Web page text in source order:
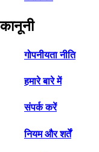
कानूनी
गोपनीयता नीति
हमारे बारे में
संपर्क करें
नियम और शर्तें